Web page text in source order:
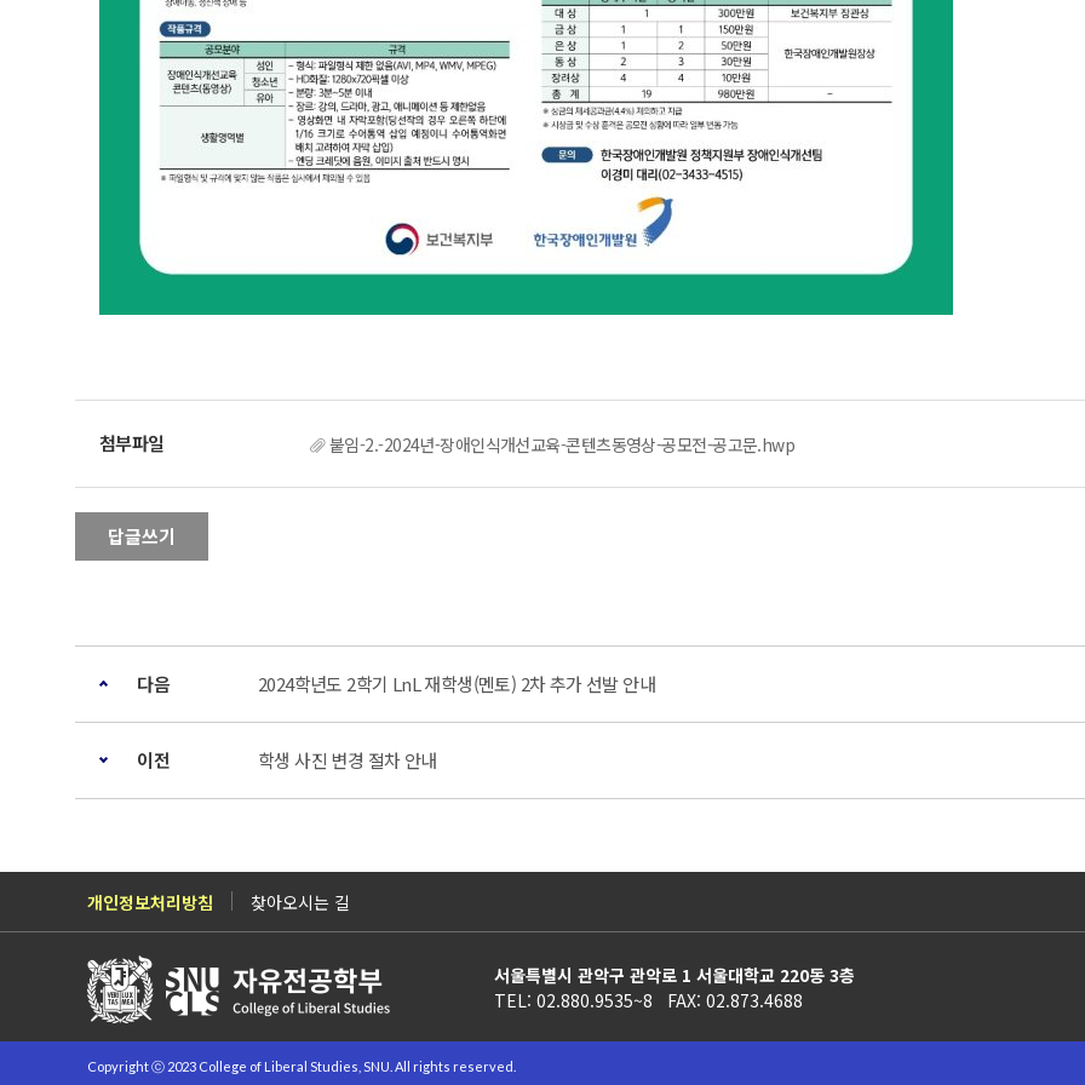
붙임-2.-2024년-장애인식개선교육-콘텐츠동영상-공모전-공고문.hwp
답글쓰기
다음 2024학년도 2학기 LnL 재학생(멘토) 2차 추가 선발 안내
이전 학생 사진 변경 절차 안내
개인정보처리방침 찾아오시는 길
서울특별시 관악구 관악로 1 서울대학교 220동 3층
TEL: 02.880.9535~8 FAX: 02.873.4688
Copyright ⓒ 2023 College of Liberal Studies, SNU. All rights reserved.